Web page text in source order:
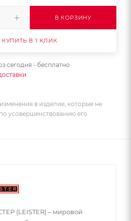
В КОРЗИНУ
КУПИТЬ В 1 КЛИК
сегодня - бесплатно
в изделие, которые не
усовершенствованию его
(LEISTER) – мировой